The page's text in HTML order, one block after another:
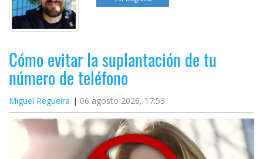
Cómo evitar la suplantación de tu
número de teléfono
Miguel Regueira 06 agosto 2026, 17:53